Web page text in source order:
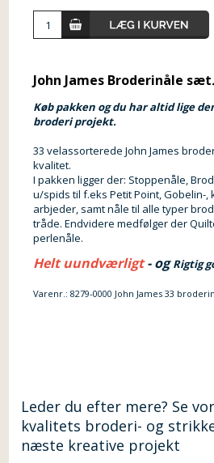
John James Broderinåle sæt
Køb pakken og du har altid lige
broderi projekt.
33 velassorterede John James
kvalitet.
I pakken ligger der: Stoppenåle,
u/spids til f.eks Petit Point, Gobelin-,
arbjeder, samt nåle til alle typer
tråde. Endvidere medfølger der
perlenåle.
Helt uundværligt- og Rigtig
Varenr.:8279-0000 John James 33
Leder du efter mere? Se
kvalitets broderi- og
næste kreative projekt